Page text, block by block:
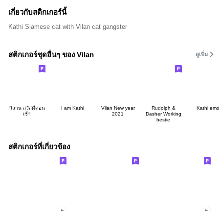
เกี่ยวกับสติกเกอร์นี้
Kathi Siamese cat with Vilan cat gangster
สติกเกอร์ชุดอื่นๆ ของ Vilan ดูเพิ่ม
วิลาน สวัสดีตอน
เช้า
I am Kathi
Vilan New year
2021
Rudolph &
Dasher Working
bestie
Kathi
สติกเกอร์ที่เกี่ยวข้อง